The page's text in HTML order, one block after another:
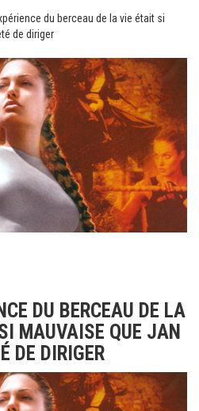
du berceau de la vie était si
de diriger
DU BERCEAU DE LA
MAUVAISE QUE JAN
DE DIRIGER